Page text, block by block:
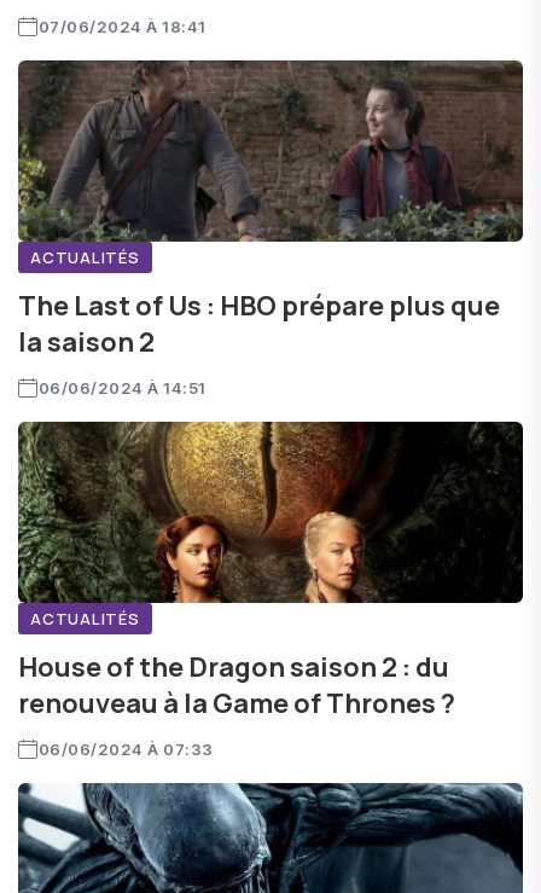
07/06/2024 À 18:41
ACTUALITÉS
The Last of Us : HBO prépare plus que
la saison 2
06/06/2024 À 14:51
ACTUALITÉS
House of the Dragon saison 2 : du
renouveau à la Game of Thrones ?
06/06/2024 À 07:33